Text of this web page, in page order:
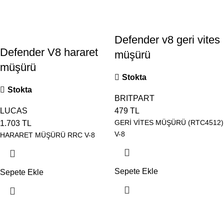
Defender V8 hararet
müşürü
Stokta
LUCAS
1.703 TL
HARARET MÜŞÜRÜ RRC V-8
Sepete Ekle
Defender v8 geri vites
müşürü
Stokta
BRITPART
479 TL
GERİ VİTES MÜŞÜRÜ (RTC4512)
V-8
Sepete Ekle